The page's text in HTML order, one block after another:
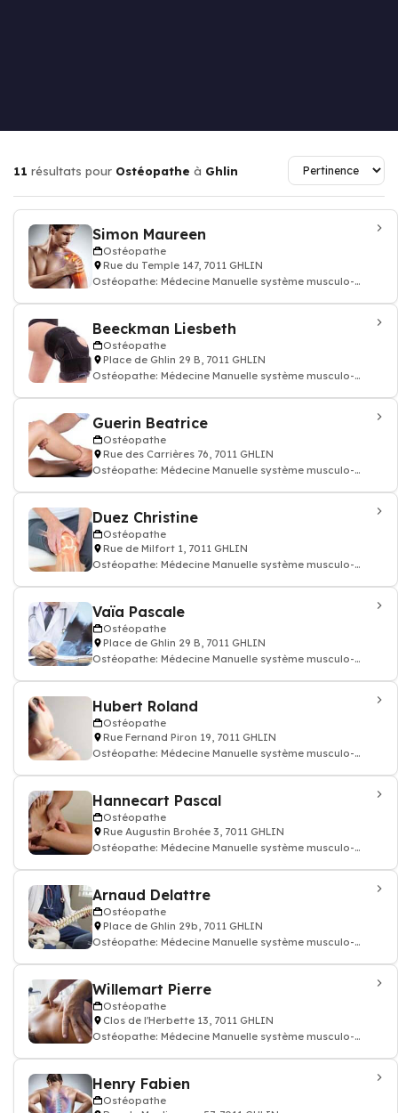
11 résultats pour Ostéopathe à Ghlin
Simon Maureen
Ostéopathe
Rue du Temple 147, 7011 GHLIN
Ostéopathe: Médecine Manuelle système musculo-
Beeckman Liesbeth
Ostéopathe
Place de Ghlin 29 B, 7011 GHLIN
Ostéopathe: Médecine Manuelle système musculo-
Guerin Beatrice
Ostéopathe
Rue des Carrières 76, 7011 GHLIN
Ostéopathe: Médecine Manuelle système musculo-
Duez Christine
Ostéopathe
Rue de Milfort 1, 7011 GHLIN
Ostéopathe: Médecine Manuelle système musculo-
Vaïa Pascale
Ostéopathe
Place de Ghlin 29 B, 7011 GHLIN
Ostéopathe: Médecine Manuelle système musculo-
Hubert Roland
Ostéopathe
Rue Fernand Piron 19, 7011 GHLIN
Ostéopathe: Médecine Manuelle système musculo-
Hannecart Pascal
Ostéopathe
Rue Augustin Brohée 3, 7011 GHLIN
Ostéopathe: Médecine Manuelle système musculo-
Arnaud Delattre
Ostéopathe
Place de Ghlin 29b, 7011 GHLIN
Ostéopathe: Médecine Manuelle système musculo-
Willemart Pierre
Ostéopathe
Clos de l'Herbette 13, 7011 GHLIN
Ostéopathe: Médecine Manuelle système musculo-
Henry Fabien
Ostéopathe